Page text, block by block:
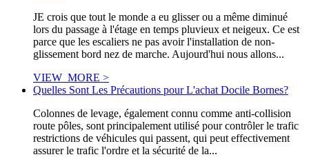
JE crois que tout le monde a eu glisser ou a même diminué
lors du passage à l'étage en temps pluvieux et neigeux. Ce est
parce que les escaliers ne pas avoir l'installation de non-
glissement bord nez de marche. Aujourd'hui nous allons...
VIEW_MORE >
Quelles Sont Les Précautions pour L'achat Docile Bornes?
Colonnes de levage, également connu comme anti-collision
route pôles, sont principalement utilisé pour contrôler le trafic
restrictions de véhicules qui passent, qui peut effectivement
assurer le trafic l'ordre et la sécurité de la...